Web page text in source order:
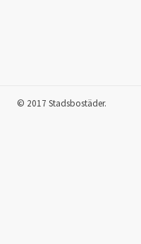
© 2017 Stadsbostäder.